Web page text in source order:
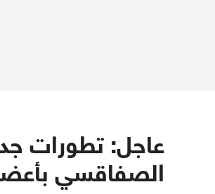
عاجل: تطورات
الصفاقسي